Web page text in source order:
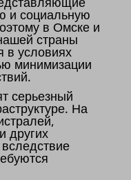
и социальную
в Омске и
страны
в условиях
минимизации
серьезный
На
других